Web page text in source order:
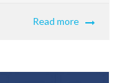
Read more